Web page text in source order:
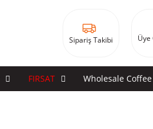
Sipariş Takibi Üye
FIRSAT Wholesale Coffee